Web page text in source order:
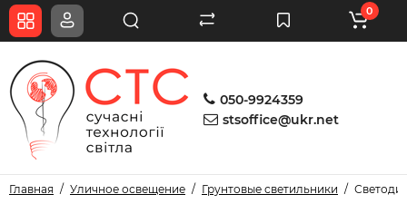
050-9924359
stsoffice@ukr.net
0
Главная Уличное освещение Грунтовые светильники